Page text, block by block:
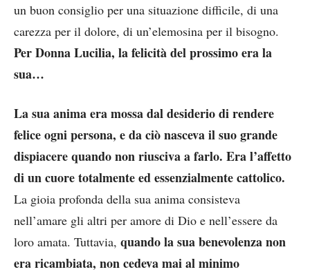
un buon consiglio per una situazione difficile, di una
carezza per il dolore, di un’elemosina per il bisogno.
Per Donna Lucilia, la felicità del prossimo era la
sua…
La sua anima era mossa dal desiderio di rendere
felice ogni persona, e da ciò nasceva il suo grande
dispiacere quando non riusciva a farlo. Era l’affetto
di un cuore totalmente ed essenzialmente cattolico.
La gioia profonda della sua anima consisteva
nell’amare gli altri per amore di Dio e nell’essere da
loro amata. Tuttavia, quando la sua benevolenza non
era ricambiata, non cedeva mai al minimo